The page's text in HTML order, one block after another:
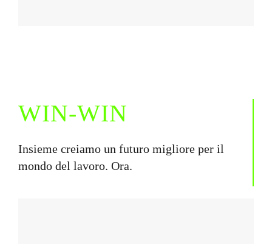
WIN-WIN
Insieme creiamo un futuro migliore per il
mondo del lavoro. Ora.